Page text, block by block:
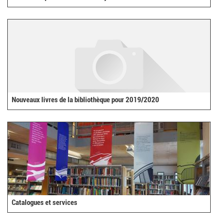
is
Nouveaux livres de la bibliothèque pour 2019/2020
Catalogues et services